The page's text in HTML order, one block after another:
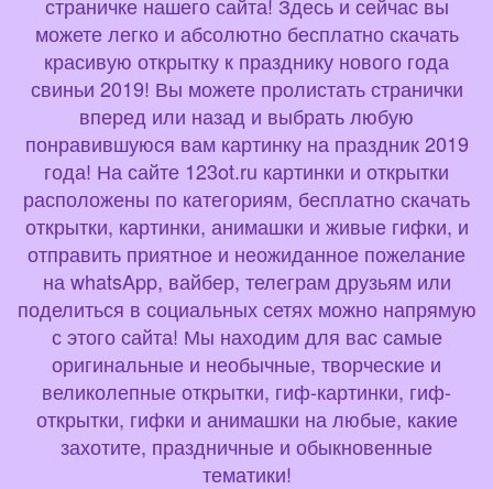
можете легко и абсолютно бесплатно скачать
красивую открытку к празднику нового года
свиньи 2019! Вы можете пролистать странички
вперед или назад и выбрать любую
понравившуюся вам картинку на праздник 2019
года! На сайте 123ot.ru картинки и открытки
расположены по категориям, бесплатно скачать
открытки, картинки, анимашки и живые гифки, и
отправить приятное и неожиданное пожелание
на whatsApp, вайбер, телеграм друзьям или
поделиться в социальных сетях можно напрямую
с этого сайта! Мы находим для вас самые
оригинальные и необычные, творческие и
великолепные открытки, гиф-картинки, гиф-
открытки, гифки и анимашки на любые, какие
захотите, праздничные и обыкновенные
тематики!